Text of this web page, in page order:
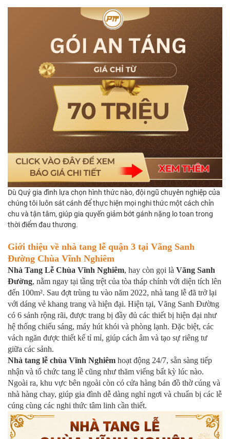
Dù Quý gia đình lựa chọn hình thức nào, đội ngũ chuyên nghiệp của
chúng tôi luôn sát cánh để thực hiện mọi nghi thức một cách chỉn
chu và tận tâm, giúp gia quyến giảm bớt gánh nặng lo toan trong
thời điểm đau thương.
Giới thiệu về nhà tang lễ quận 3 tại Vãng Sanh
Đường Chùa Vĩnh Nghiêm
Nhà Tang Lễ Chùa Vĩnh Nghiêm, hay còn gọi là Vãng Sanh
Đường, nằm ngay tại tầng trệt của tòa tháp chính với diện tích lên
đến 100m². Sau đợt trùng tu vào năm 2022, nhà tang lễ đã trở lại
với dáng vẻ khang trang và hiện đại. Hiện tại, Vãng Sanh Đường
có 6 sảnh rộng rãi, được trang bị đầy đủ các thiết bị hiện đại như
hệ thống chiếu sáng, máy hút khói và phòng lạnh. Đặc biệt, các
vách ngăn được thiết kế tỉ mỉ, giúp cách âm và tạo sự riêng tư
giữa các sảnh.
Nhà tang lễ chùa Vĩnh Nghiêm hoạt động 24/7, sẵn sàng tiếp
nhận và tổ chức tang lễ cũng như thăm viếng bất kỳ lúc nào.
Ngoài ra, khu vực bên ngoài còn có cửa hàng bán đồ thờ cúng và
nhà hàng chay, giúp gia đình dễ dàng nghỉ ngơi và chuẩn bị các lễ
cúng cùng các nghi thức tâm linh cần thiết.